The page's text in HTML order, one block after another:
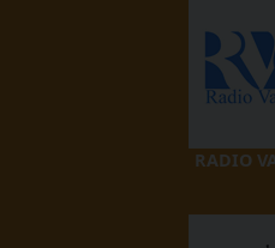
RADIO